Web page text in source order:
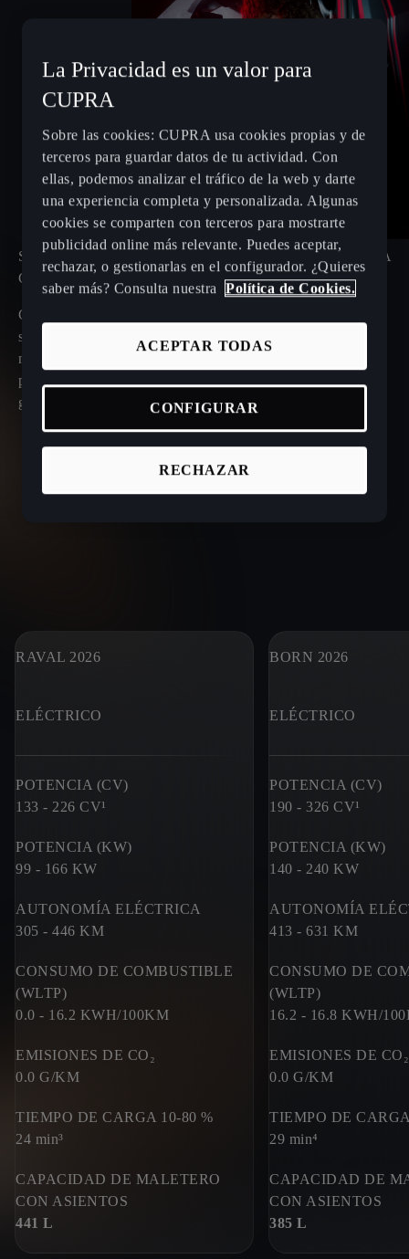
SOLUCIONES DE MOVILIDAD CORPORATIVA PARA
GESTORES DE FLOTAS
Confía en CUPRA para obtener
sostenibles y rentables. Nuestros servicios, adaptados a las
necesidades de tu empresa, incluyen opciones
personalizadas para tu flota, herramientas inteligentes para
gestionarla mejor, recambios y accesorios originales.
RAVAL 2026
ELÉCTRICO
POTENCIA (CV)
133 - 226 CV¹
POTENCIA (KW)
99 - 166 KW
AUTONOMÍA ELÉCTRICA
305 - 446 KM
CONSUMO DE COMBUSTIBLE
(WLTP)
0.0 - 16.2 KWH/100KM
EMISIONES DE CO₂
0.0 G/KM
TIEMPO DE CARGA 10-80 %
24 min³
CAPACIDAD DE MALETERO
CON ASIENTOS
441 L
BORN 2026
ELÉCTRICO
POTENCIA (CV)
190 - 326 CV¹
POTENCIA (KW)
140 - 240 KW
AUTONOMÍA
413 - 631 KM
CONSUMO DE
(WLTP)
16.2 - 16.8 KWH/
EMISIONES DE CO₂
0.0 G/KM
TIEMPO DE
29 min⁴
CAPACIDAD DE
CON ASIENTOS
385 L
La Privacidad es un valor para
CUPRA
Sobre las cookies: CUPRA usa cookies propias y de
terceros para guardar datos de tu actividad. Con
ellas, podemos analizar el tráfico de la web y darte
una experiencia completa y personalizada. Algunas
cookies se comparten con terceros para mostrarte
publicidad online más relevante. Puedes aceptar,
rechazar, o gestionarlas en el configurador. ¿Quieres
saber más? Consulta nuestra
Política de Cookies.
RECHAZAR
ACEPTAR TODAS
CONFIGURAR